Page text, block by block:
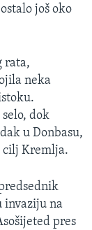
još oko
rata,
neka
dok
u Donbasu,
cilj Kremlja.
invaziju na
pres